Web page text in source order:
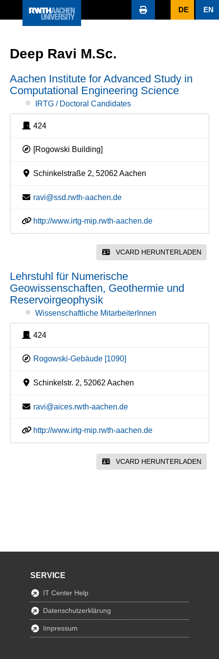
DE EN
Deep Ravi M.Sc.
Aachen Institute for Advanced Study in
Computational Engineering Science
IRTG / Doctoral Candidates
424
[Rogowski Building]
Schinkelstraße 2, 52062 Aachen
ravi@ssd.rwth-aachen.de
http://www.irtg-mip.rwth-aachen.de
VCARD HERUNTERLADEN
Lehrstuhl für Numerische
Geowissenschaften, Geothermie und
Reservoirgeophysik
Wissenschaftliche MitarbeiterInnen
424
Rogowski-Gebäude [1090]
Schinkelstr. 2, 52062 Aachen
ravi@aices.rwth-aachen.de
http://www.irtg-mip.rwth-aachen.de
VCARD HERUNTERLADEN
SERVICE
IT Center Help
Datenschutzerklärung
Impressum